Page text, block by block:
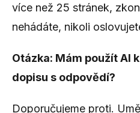
více než 25 stránek,
nehádáte, nikoli
Otázka: Mám použít AI
dopisu s odpovědí?
Doporučujeme proti.